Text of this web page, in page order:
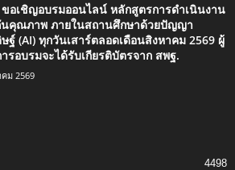
อเชิญอบรมออนไลน์ หลักสูตรการดำเนินงาน
คุณภาพ ภายในสถานศึกษาด้วยปัญญา
ฐ์ (AI) ทุกวันเสาร์ตลอดเดือนสิงหาคม 2569 ผู้
รอบรมจะได้รับเกียรติบัตรจาก สพฐ.
คม 2569
4498